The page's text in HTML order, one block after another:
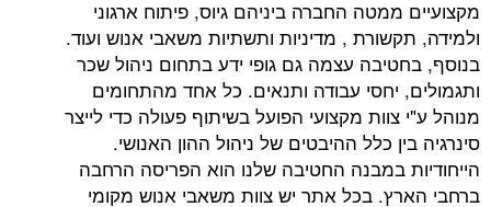
מקצועיים ממטה החברה ביניהם גיוס, פיתוח ארגוני
ולמידה, תקשורת , מדיניות ותשתיות משאבי אנוש ועוד.
בנוסף, בחטיבה עצמה גם גופי ידע בתחום ניהול שכר
ותגמולים, יחסי עבודה ותנאים. כל אחד מהתחומים
מנוהל ע"י צוות מקצועי הפועל בשיתוף פעולה כדי לייצר
סינרגיה בין כלל ההיבטים של ניהול ההון האנושי.
הייחודיות במבנה החטיבה שלנו הוא הפריסה הרחבה
ברחבי הארץ. בכל אתר יש צוות משאבי אנוש מקומי